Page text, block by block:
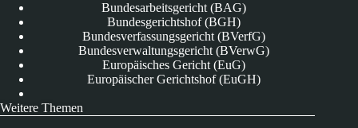
Bundesarbeitsgericht (BAG)
Bundesgerichtshof (BGH)
Bundesverfassungsgericht (BVerfG)
Bundesverwaltungsgericht (BVerwG)
Europäisches Gericht (EuG)
Europäischer Gerichtshof (EuGH)
Weitere Themen